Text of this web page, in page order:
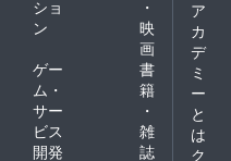
ショ
ン
・
映
画
ゲー
ム・
サー
ビス
開発
書
籍
・
雑
誌
ア
カ
デ
ミ
ー
と
は
ク